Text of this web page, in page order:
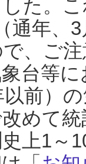
た。
通年、
、ご
台等
以前）
めて
上1～